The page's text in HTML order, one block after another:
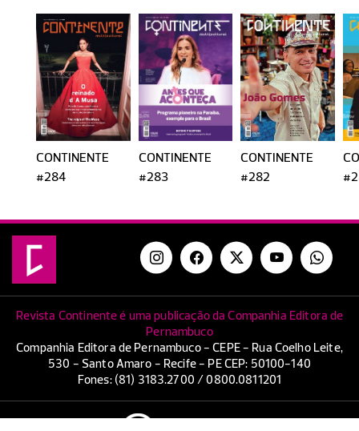
CONTINENTE
#284
CONTINENTE
#283
CONTINENTE
#282
Revista Continente é uma publicação da Companhia Editora de
Pernambuco
Companhia Editora de Pernambuco - CEPE - Rua Coelho Leite,
530 - Santo Amaro - Recife - PE CEP: 50100-140
Fones: (81) 3183.2700 / 0800.0811201